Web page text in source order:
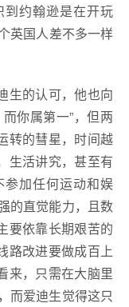
约翰逊是在开玩
英国人差不多一样
生的认可，他也向
你属第一”，但两
转的彗星，时间越
生活讲究，甚至有
加任何运动和娱
的直觉能力，且数
要依靠长期艰苦的
路改进要做成百上
来，只需在大脑里
而爱迪生觉得这只